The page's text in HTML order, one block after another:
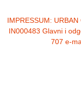
IMPRESSUM: URBAN
IN000483 Glavni i
707 e-